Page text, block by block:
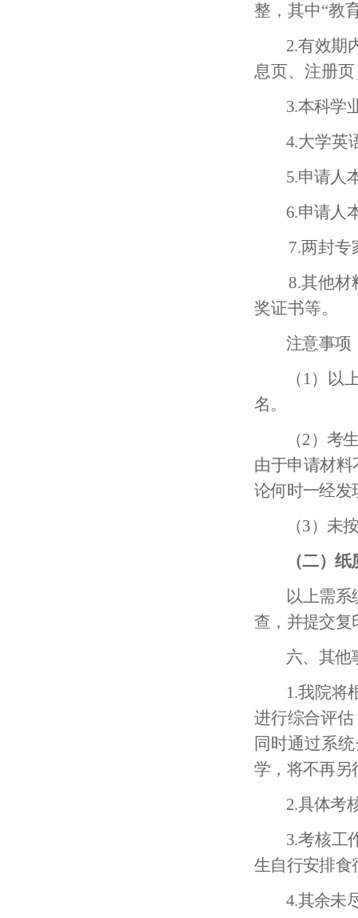
整，其中“教
2.有效期
息页、注册
3.本科学
4.大学英
5.申请人
6.申请人
7.两封专
8.其他材
奖证书等。
注意事项
（1）以
名。
（2）考
由于申请材
论何时一经发
（3）未
（二）
以上需
查，并提交复
六、 其他
1.我院将
进行综合评
同时通过系
学，将不再另
2.具体考
3.考核工
生自行安排食
4.其余未